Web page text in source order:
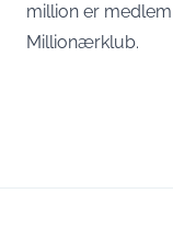
million er
Millionærklub.